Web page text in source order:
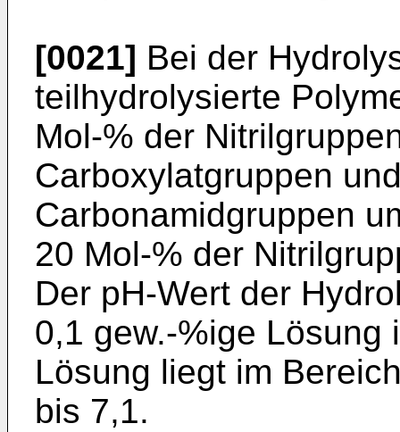
[0021] Bei der
teilhydrolysierte
Mol-% der
Carboxylatgruppen
Carbonamidgruppen
20 Mol-% der
Der pH-Wert der
0,1 gew.-%ige Lösung
Lösung liegt im
bis 7,1.